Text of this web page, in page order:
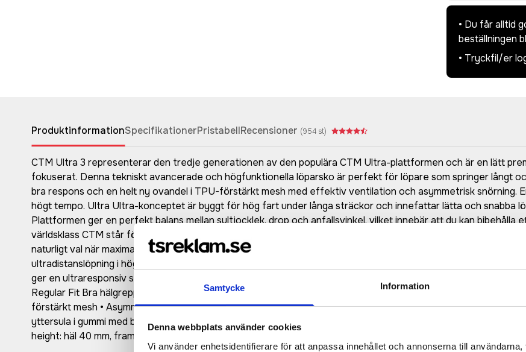
Samtycke Information
Denna webbplats använder cookies
Vi använder enhetsidentifierare för att anpassa innehållet och annonserna till
• Du får alltid
beställningen
• Tryckfil/er
ProduktinformationSpecifikationerPristabellRecensioner (954 st)
CTM Ultra 3 representerar den tredje generationen av den populära CTM Ultra-plattformen och är en lätt
fokuserat. Denna tekniskt avancerade och högfunktionella löparsko är perfekt för löpare som springer långt
bra respons och en helt ny ovandel i TPU-förstärkt mesh med effektiv ventilation och asymmetrisk snörning.
högt tempo. Ultra Ultra-konceptet är byggt för hög fart under långa sträckor och innefattar lätta och snabba
Plattformen ger en perfekt balans mellan sultjocklek, drop och anfallsvinkel, vilket innebär att du kan bibehålla
världsklass CTM står för Craft Tailored Motion och innefattar de mest avancerade materialen och de
naturligt val när maximal funktion, suverän respons och låg vikt är högsta prioritet. Ud Foam™ Ud Foam™ är
ultradistanslöpning i högt tempo. Detta EVA-baserade material, som är en förbättrad version av det
ger en ultraresponsiv stötdämpning och bra slitstyrka. Snabbt, lätt och hållbart är de främsta egenskaperna
Regular Fit Bra hälgrepp och tight passform över mittfoten samt extra utrymme i framfoten för optimal
förstärkt mesh • Asymmetrisk snörning för optimal komfort • Ud Foam™ mellansula: lätt, högresponsiv och
yttersula i gummi med bra grepp för effektiv löpning på såväl asfalt som grusväg och i skiftande
height: häl 40 mm, framfot 30 mm • Drop: 10 mm